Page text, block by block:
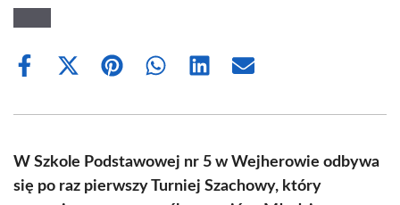
Share
Share
(Twitter)
Share Share Share Share
W Szkole Podstawowej nr 5 w Wejherowie odbywa
się po raz pierwszy Turniej Szachowy, który